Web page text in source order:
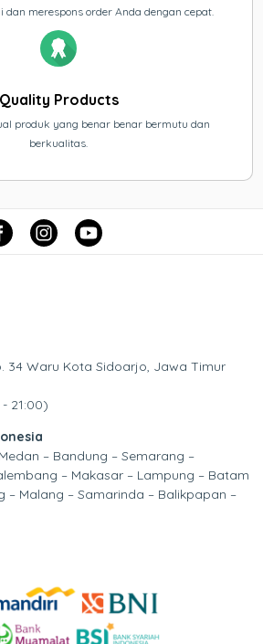
merespons order Anda dengan cepat.
Quality Products
produk yang benar benar bermutu dan
berkualitas.
34 Waru Kota Sidoarjo, Jawa Timur
21:00)
– Bandung – Semarang –
– Makasar – Lampung – Batam
– Malang – Samarinda – Balikpapan –